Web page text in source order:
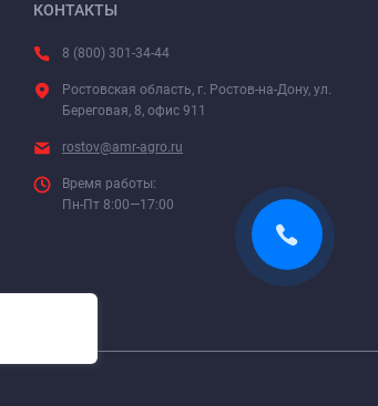
КОНТАКТЫ
8 (800) 301-34-44
Ростовская область, г. Ростов-на-Дону, ул.
Береговая, 8, офис 911
rostov@amr-agro.ru
Время работы:
Пн-Пт 8:00—17:00